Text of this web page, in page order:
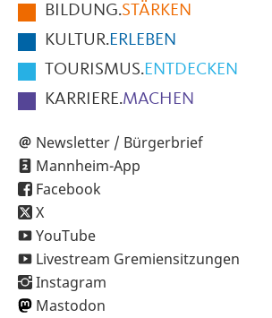
SeiteBILDUNG.STÄRKEN
KULTUR.ERLEBEN
TOURISMUS.ENTDECKEN
KARRIERE.MACHEN
Newsletter / Bürgerbrief
Mannheim-App
Facebook
X
YouTube
Livestream Gremiensitzungen
Instagram
Mastodon